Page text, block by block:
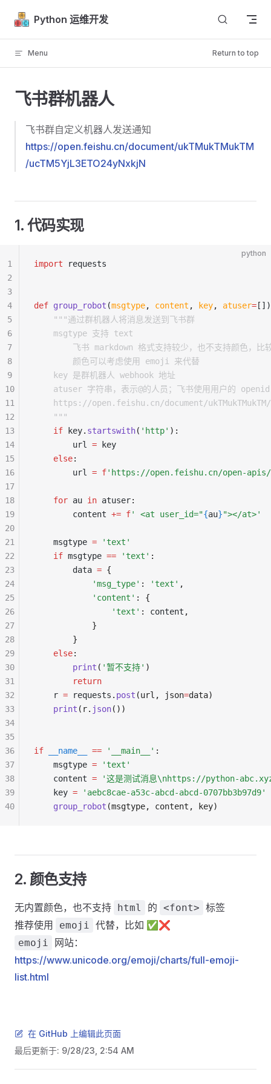
Skip to content
Python 运维开发
Menu Return to top
飞书群机器人
飞书群自定义机器人发送通知
https://open.feishu.cn/document/ukTMukTMukTM
/ucTM5YjL3ETO24yNxkjN
1. 代码实现
python
import requests
def group_robot (msgtype, content , key, atuser=
    """通过群机器人将消息发送到飞书群
    msgtype 支持 text
飞书 markdown 格式支持较少，也不支持颜色，比
        颜色可以考虑使用 emoji 来代替
    key 是群机器人 webhook 地址
    atuser 字符串，表示@的人员；飞书使用用户的 openid
https://open.feishu.cn/document/
    """
    if
key. startswith( 'http' ):
        url
= key
    else
:
        url
= f'https://open.feishu.cn/open-
    for
au in atuser:
        content
+= f' <at user_id="{au}"></at>'
    msgtype
= 'text'
    if
msgtype == 'text' :
        data
= {
            'msg_type'
: 'text' ,
            'content'
:
{
                'text'
: content ,
            }
        }
    else
:
        print
( '暂不支持' )
        return
    r
= requests . post (url, json=data)
    print
(r. json())
if __name__ == '__main__' :
    msgtype
= 'text'
    content
= '这是测试消息\nhttps://python-
    key
= 'aebc8cae-a53c-abcd-abcd-0707bb3b97d9'
    group_robot
(msgtype, content, key)
1
2
3
4
5
6
7
8
9
10
11
12
13
14
15
16
17
18
19
20
21
22
23
24
25
26
27
28
29
30
31
32
33
34
35
36
37
38
39
40
2. 颜色支持
无内置颜色，也不支持 html 的 <font> 标签
推荐使用
emoji 代替，比如 ✅❌
emoji
网站：
https://www.unicode.org/emoji/charts/full-emoji-
list.html
在 GitHub 上编辑此页面
最后更新于: 9/28/23, 2:54 AM